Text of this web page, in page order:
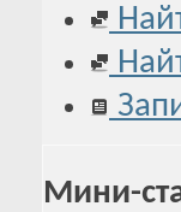
Мини-